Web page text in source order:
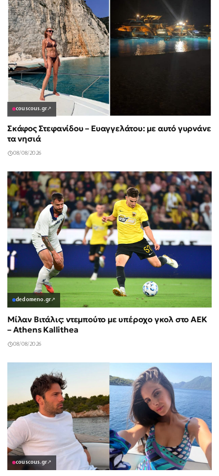
couscous.gr↗
Σκάφος Στεφανίδου – Ευαγγελάτου: με αυτό γυρνάνε
τα νησιά
08/08/2026
dedomeno.gr↗
Μίλαν Βιτάλις: ντεμπούτο με υπέροχο γκολ στο ΑΕΚ
– Athens Kallithea
08/08/2026
couscous.gr↗